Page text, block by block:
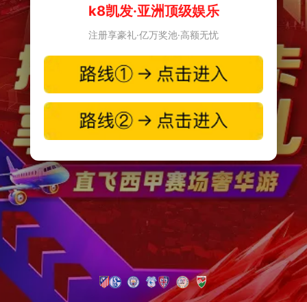
k8凯发·亚洲顶级娱乐
注册享豪礼·亿万奖池·高额无忧